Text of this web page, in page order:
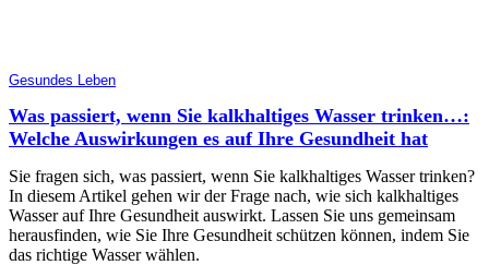
Gesundes Leben
Was passiert, wenn Sie kalkhaltiges Wasser trinken…:
Welche Auswirkungen es auf Ihre Gesundheit hat
Sie fragen sich, was passiert, wenn Sie kalkhaltiges Wasser trinken?
In diesem Artikel gehen wir der Frage nach, wie sich kalkhaltiges
Wasser auf Ihre Gesundheit auswirkt. Lassen Sie uns gemeinsam
herausfinden, wie Sie Ihre Gesundheit schützen können, indem Sie
das richtige Wasser wählen.